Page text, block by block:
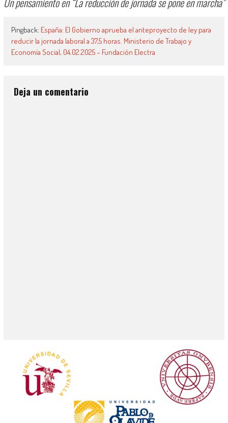
Pingback: España: El Gobierno aprueba el anteproyecto de ley para
reducir la jornada laboral a 37,5 horas. Ministerio de Trabajo y
Economía Social, 04.02.2025 – Fundación Electra
Deja un comentario